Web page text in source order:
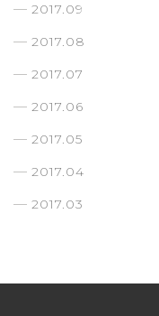
2017.09
2017.08
2017.07
2017.06
2017.05
2017.04
2017.03